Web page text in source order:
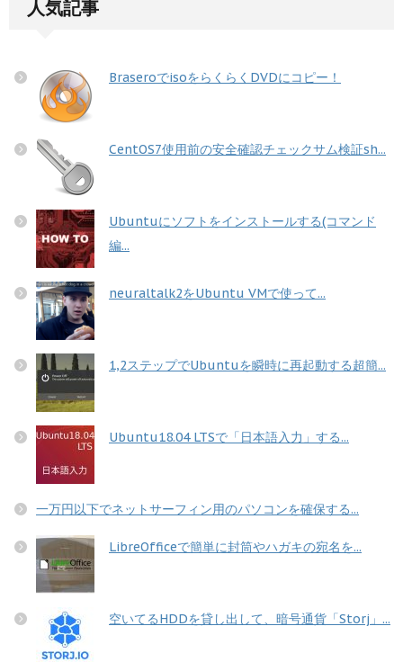
人気記事
BraseroでisoをらくらくDVDにコピー！
CentOS7使用前の安全確認チェックサム検証sh...
Ubuntuにソフトをインストールする(コマンド
編...
neuraltalk2をUbuntu VMで使って...
1,2ステップでUbuntuを瞬時に再起動する超簡...
Ubuntu18.04 LTSで「日本語入力」する...
一万円以下でネットサーフィン用のパソコンを確保する...
LibreOfficeで簡単に封筒やハガキの宛名を...
空いてるHDDを貸し出して、暗号通貨「Storj」...